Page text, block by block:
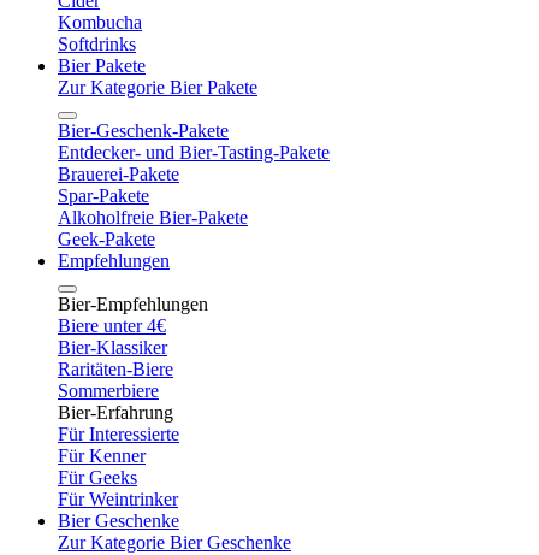
Kombucha
Softdrinks
Bier Pakete
Zur Kategorie Bier Pakete
Bier-Geschenk-Pakete
Entdecker- und Bier-Tasting-Pakete
Brauerei-Pakete
Spar-Pakete
Alkoholfreie Bier-Pakete
Geek-Pakete
Empfehlungen
Bier-Empfehlungen
Biere unter 4€
Bier-Klassiker
Raritäten-Biere
Sommerbiere
Bier-Erfahrung
Für Interessierte
Für Kenner
Für Geeks
Für Weintrinker
Bier Geschenke
Zur Kategorie Bier Geschenke